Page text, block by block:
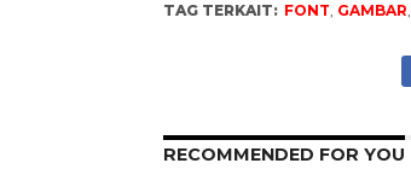
TAG TERKAIT: FONT, GAMBAR,
RECOMMENDED FOR YOU